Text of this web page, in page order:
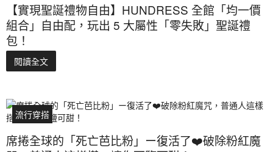
【實現聖誕禮物自由】HUNDRESS 全館「均一價
組合」自由配，玩出 5 大屬性「零失敗」聖誕禮
包！
閱讀全文
流行穿搭
席捲全球的「死亡芭比粉」ー復活了❤️破除粉紅魔